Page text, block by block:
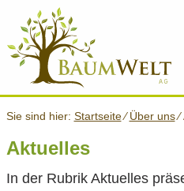
Sie sind hier: Startseite⁄Über uns⁄
Aktuelles
In der Rubrik Aktuelles